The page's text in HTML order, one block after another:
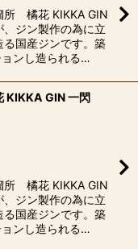
橘花 KIKKA GIN
ジン製作の為に立
国産ジンです。築
ンし造られる…
KIKKA GIN 一閃
橘花 KIKKA GIN
ジン製作の為に立
国産ジンです。築
ンし造られる…